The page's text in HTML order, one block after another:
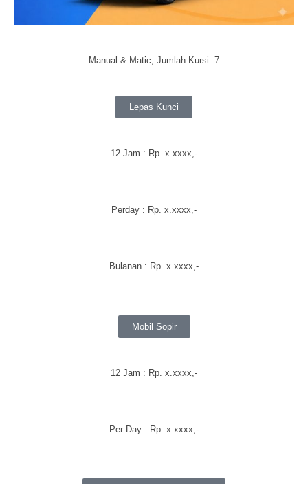
Manual & Matic, Jumlah Kursi :7
Lepas Kunci
12 Jam : Rp. x.xxxx,-
Perday : Rp. x.xxxx,-
Bulanan : Rp. x.xxxx,-
Mobil Sopir
12 Jam : Rp. x.xxxx,-
Per Day : Rp. x.xxxx,-